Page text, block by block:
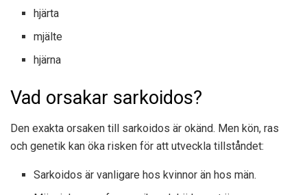
hjärta
mjälte
hjärna
Vad orsakar sarkoidos?
Den exakta orsaken till sarkoidos är okänd. Men kön, ras
och genetik kan öka risken för att utveckla tillståndet:
Sarkoidos är vanligare hos kvinnor än hos män.